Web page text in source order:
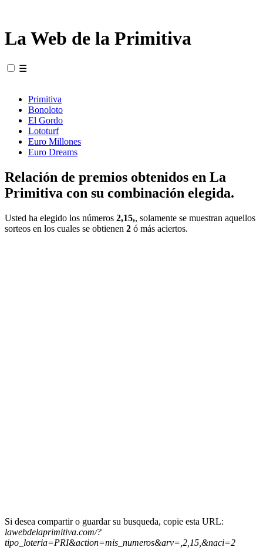
La Web de la Primitiva
☰
Primitiva
Bonoloto
El Gordo
Lototurf
Euro Millones
Euro Dreams
Relación de premios obtenidos en La
Primitiva con su combinación elegida.
Usted ha elegido los números 2,15,, solamente se muestran aquellos
sorteos en los cuales se obtienen 2 ó más aciertos.
Si desea compartir o guardar su busqueda, copie esta URL:
lawebdelaprimitiva.com/?
tipo_loteria=PRI&action=mis_numeros&arv=,2,15,&naci=2